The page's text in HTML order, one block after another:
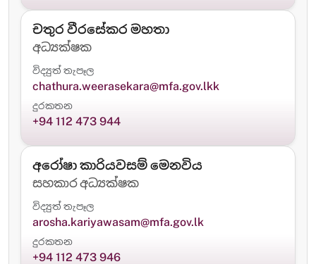
චතුර වීරසේකර මහතා
අධ්‍යක්ෂක
විද්‍යුත් තැපෑල
chathura.weerasekara@mfa.gov.lkk
දුරකතන
+94 112 473 944
අරෝෂා කාරියවසම් මෙනවිය
සහකාර අධ්‍යක්ෂක
විද්‍යුත් තැපෑල
arosha.kariyawasam@mfa.gov.lk
දුරකතන
+94 112 473 946